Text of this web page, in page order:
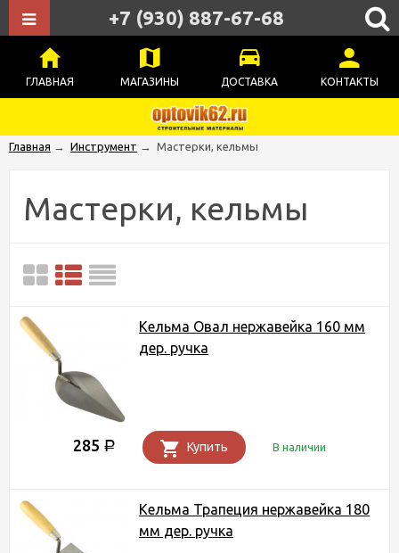
ГЛАВНАЯ МАГАЗИНЫ ДОСТАВКА КОНТАКТЫ
+7 (930) 887-67-68
Главная → Инструмент → Мастерки, кельмы
Мастерки, кельмы
Кельма Овал нержавейка 160 мм
дер. ручка
285 Р Купить В наличии
Кельма Трапеция нержавейка 180
мм дер. ручка